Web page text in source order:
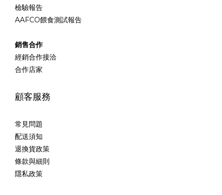
檢驗報告
AAFCO餵食測試報告
銷售合作
經銷合作接洽
合作店家
顧客服務
常見問題
配送須知
退換貨政策
條款與細則
隱私政策